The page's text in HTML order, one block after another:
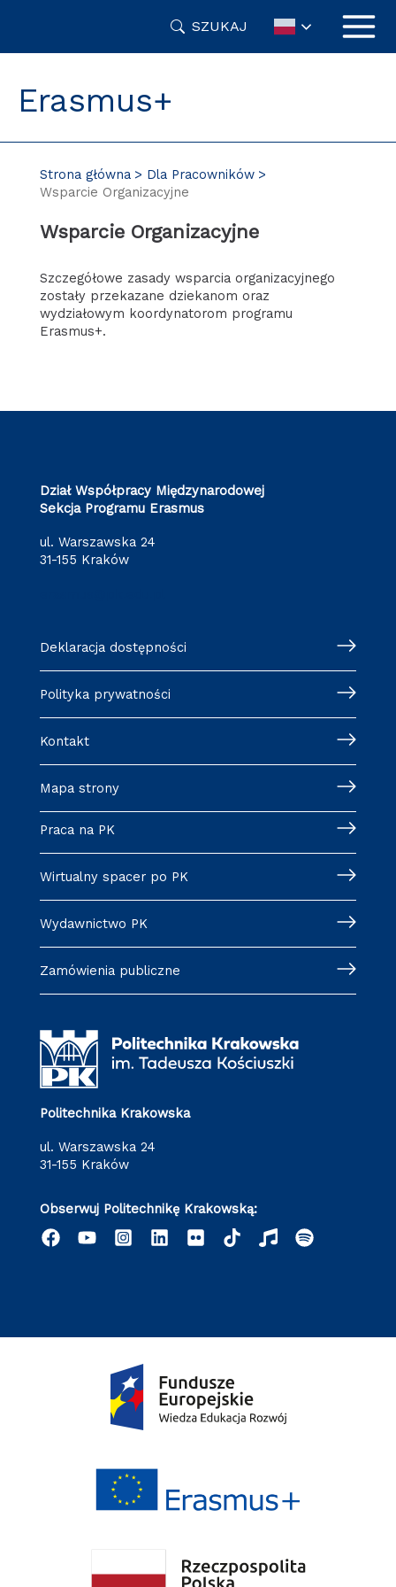
SZUKAJ
Erasmus+
Strona główna
Dla Pracowników
Wsparcie Organizacyjne
Wsparcie Organizacyjne
Szczegółowe zasady wsparcia organizacyjnego
zostały przekazane dziekanom oraz
wydziałowym koordynatorom programu
Erasmus+.
Dział Współpracy Międzynarodowej
Sekcja Programu Erasmus
ul. Warszawska 24
31-155 Kraków
Deklaracja dostępności
Polityka prywatności
Kontakt
Mapa strony
Praca na PK
Wirtualny spacer po PK
Wydawnictwo PK
Zamówienia publiczne
Politechnika Krakowska
ul. Warszawska 24
31-155 Kraków
Obserwuj Politechnikę Krakowską: